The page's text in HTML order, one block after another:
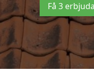
Få 3